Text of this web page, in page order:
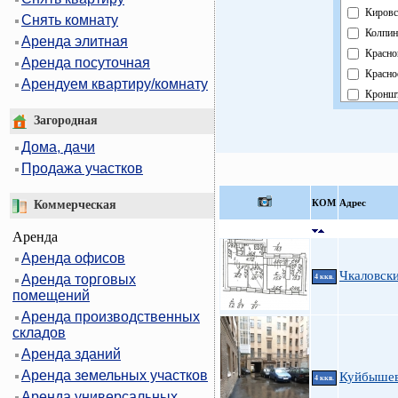
Снять комнату
Аренда элитная
Аренда посуточная
Арендуем квартиру/комнату
Загородная
Дома, дачи
Продажа участков
Коммерческая
Аренда
Аренда офисов
Аренда торговых
помещений
Аренда производственных
складов
Аренда зданий
Аренда земельных участков
КOМ Адрес
4 ккв.
4 ккв.